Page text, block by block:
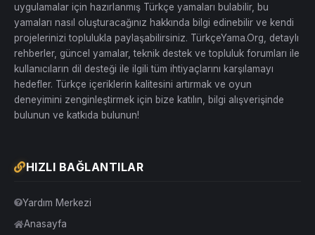
uygulamalar için hazırlanmış Türkçe yamaları bulabilir, bu
yamaları nasıl oluşturacağınız hakkında bilgi edinebilir ve kendi
projelerinizi toplulukla paylaşabilirsiniz. TürkçeYama.Org, detaylı
rehberler, güncel yamalar, teknik destek ve topluluk forumları ile
kullanıcıların dil desteği ile ilgili tüm ihtiyaçlarını karşılamayı
hedefler. Türkçe içeriklerin kalitesini artırmak ve oyun
deneyimini zenginleştirmek için bize katılın, bilgi alışverişinde
bulunun ve katkıda bulunun!
HIZLI BAĞLANTILAR
Yardım Merkezi
Anasayfa